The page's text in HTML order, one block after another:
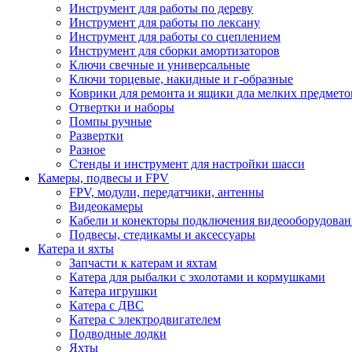
Инструмент для работы по дереву
Инструмент для работы по лексану
Инструмент для работы со сцеплением
Инструмент для сборки амортизаторов
Ключи свечные и универсальные
Ключи торцевые, накидные и г-образные
Коврики для ремонта и ящики дла мелких
Отвертки и наборы
Помпы ручные
Развертки
Разное
Стенды и инструмент для настройки шасси
Камеры, подвесы и FPV
FPV, модули, передатчики, антенны
Видеокамеры
Кабели и конекторы подключения
Подвесы, стедикамы и аксессуары
Катера и яхты
Запчасти к катерам и яхтам
Катера для рыбалки с эхолотами и кормушками
Катера игрушки
Катера с ДВС
Катера с электродвигателем
Подводные лодки
Яхты